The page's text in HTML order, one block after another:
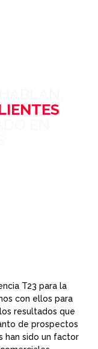
T23 para la
con ellos para
resultados que
de prospectos
han sido un factor